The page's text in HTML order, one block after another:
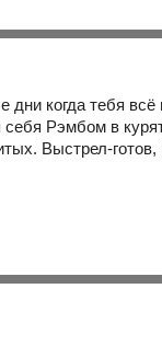
дни когда тебя
себя Рэмбом в
Выстрел-